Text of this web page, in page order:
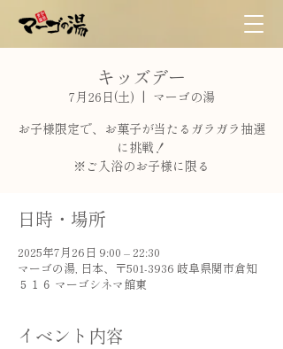
キッズデー
7月26日(土)
  |
マーゴの湯
お子様限定で、お菓子が当たるガラガラ抽選
に挑戦！
※ご入浴のお子様に限る
日時・場所
2025年7月26日 9:00 – 22:30
マーゴの湯, 日本、〒501-3936 岐阜県関市倉知
５１６ マーゴシネマ館東
イベント内容